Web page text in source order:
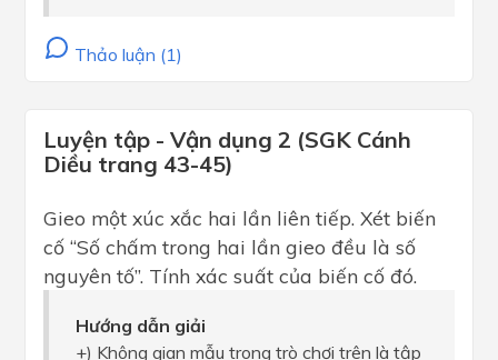
Thảo luận (1)
Luyện tập - Vận dụng 2 (SGK Cánh
Diều trang 43-45)
Gieo một xúc xắc hai lần liên tiếp. Xét biến
cố “Số chấm trong hai lần gieo đều là số
nguyên tố”. Tính xác suất của biến cố đó.
Hướng dẫn giải
+) Không gian mẫu trong trò chơi trên là tập